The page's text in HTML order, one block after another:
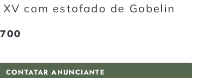
com estofado de Gobelin
700
CONTATAR ANUNCIANTE